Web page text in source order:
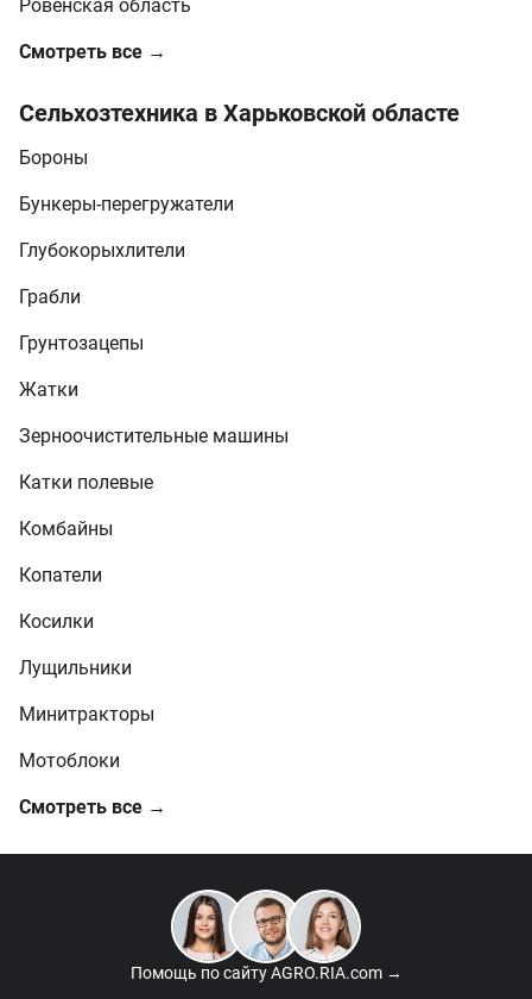
Ровенская область
Смотреть все →
Сельхозтехника в Харьковской областе
Бороны
Бункеры-перегружатели
Глубокорыхлители
Грабли
Грунтозацепы
Жатки
Зерноочистительные машины
Катки полевые
Комбайны
Копатели
Косилки
Лущильники
Минитракторы
Мотоблоки
Смотреть все →
Помощь по сайтуAGRO.RIA.com →